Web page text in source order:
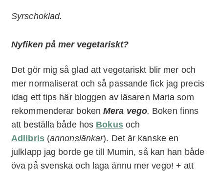
Syrschoklad.
Nyfiken på mer vegetariskt?
Det gör mig så glad att vegetariskt blir mer och
mer normaliserat och så passande fick jag precis
idag ett tips här bloggen av läsaren Maria som
rekommenderar bokenMera vego. Boken finns
att beställa både hos Bokusoch
Adlibris(annonslänkar). Det är kanske en
julklapp jag borde ge till Mumin, så kan han både
öva på svenska och laga ännu mer vego! + att